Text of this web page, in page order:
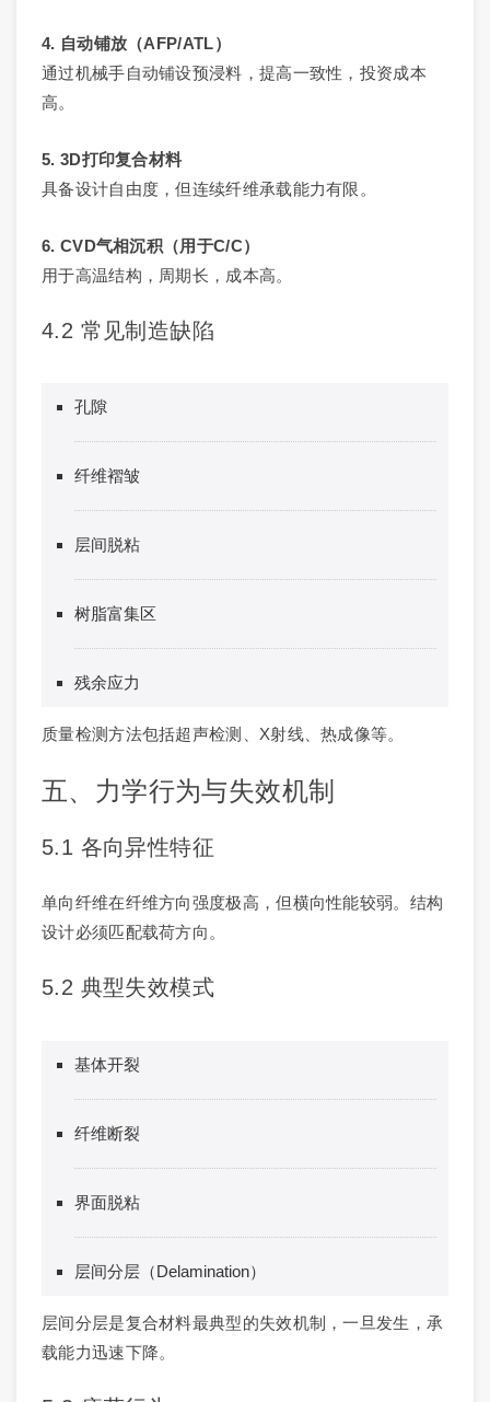
4. 自动铺放（AFP/ATL）
通过机械手自动铺设预浸料，提高一致性，投资成本
高。
5. 3D打印复合材料
具备设计自由度，但连续纤维承载能力有限。
6. CVD气相沉积（用于C/C）
用于高温结构，周期长，成本高。
4.2 常见制造缺陷
孔隙
纤维褶皱
层间脱粘
树脂富集区
残余应力
质量检测方法包括超声检测、X射线、热成像等。
五、力学行为与失效机制
5.1 各向异性特征
单向纤维在纤维方向强度极高，但横向性能较弱。结构
设计必须匹配载荷方向。
5.2 典型失效模式
基体开裂
纤维断裂
界面脱粘
层间分层（Delamination）
层间分层是复合材料最典型的失效机制，一旦发生，承
载能力迅速下降。